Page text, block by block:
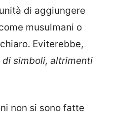
di aggiungere
musulmani o
Eviterebbe,
di simboli, altrimenti
non si sono fatte